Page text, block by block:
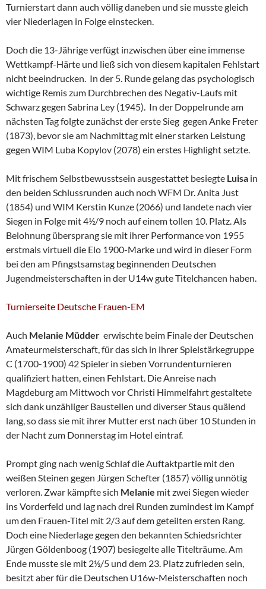
Turnierstart dann auch völlig daneben und sie musste gleich
vier Niederlagen in Folge einstecken.
Doch die 13-Jährige verfügt inzwischen über eine immense
Wettkampf-Härte und ließ sich von diesem kapitalen Fehlstart
nicht beeindrucken. In der 5. Runde gelang das psychologisch
wichtige Remis zum Durchbrechen des Negativ-Laufs mit
Schwarz gegen Sabrina Ley (1945). In der Doppelrunde am
nächsten Tag folgte zunächst der erste Sieg gegen Anke Freter
(1873), bevor sie am Nachmittag mit einer starken Leistung
gegen WIM Luba Kopylov (2078) ein erstes Highlight setzte.
Mit frischem Selbstbewusstsein ausgestattet besiegte Luisa in
den beiden Schlussrunden auch noch WFM Dr. Anita Just
(1854) und WIM Kerstin Kunze (2066) und landete nach vier
Siegen in Folge mit 4½/9 noch auf einem tollen 10. Platz. Als
Belohnung übersprang sie mit ihrer Performance von 1955
erstmals virtuell die Elo 1900-Marke und wird in dieser Form
bei den am Pfingstsamstag beginnenden Deutschen
Jugendmeisterschaften in der U14w gute Titelchancen haben.
Turnierseite Deutsche Frauen-EM
Auch Melanie Müdder erwischte beim Finale der Deutschen
Amateurmeisterschaft, für das sich in ihrer Spielstärkegruppe
C (1700-1900) 42 Spieler in sieben Vorrundenturnieren
qualifiziert hatten, einen Fehlstart. Die Anreise nach
Magdeburg am Mittwoch vor Christi Himmelfahrt gestaltete
sich dank unzähliger Baustellen und diverser Staus quälend
lang, so dass sie mit ihrer Mutter erst nach über 10 Stunden in
der Nacht zum Donnerstag im Hotel eintraf.
Prompt ging nach wenig Schlaf die Auftaktpartie mit den
weißen Steinen gegen Jürgen Schefter (1857) völlig unnötig
verloren. Zwar kämpfte sich Melanie mit zwei Siegen wieder
ins Vorderfeld und lag nach drei Runden zumindest im Kampf
um den Frauen-Titel mit 2/3 auf dem geteilten ersten Rang.
Doch eine Niederlage gegen den bekannten Schiedsrichter
Jürgen Göldenboog (1907) besiegelte alle Titelträume. Am
Ende musste sie mit 2½/5 und dem 23. Platz zufrieden sein,
besitzt aber für die Deutschen U16w-Meisterschaften noch